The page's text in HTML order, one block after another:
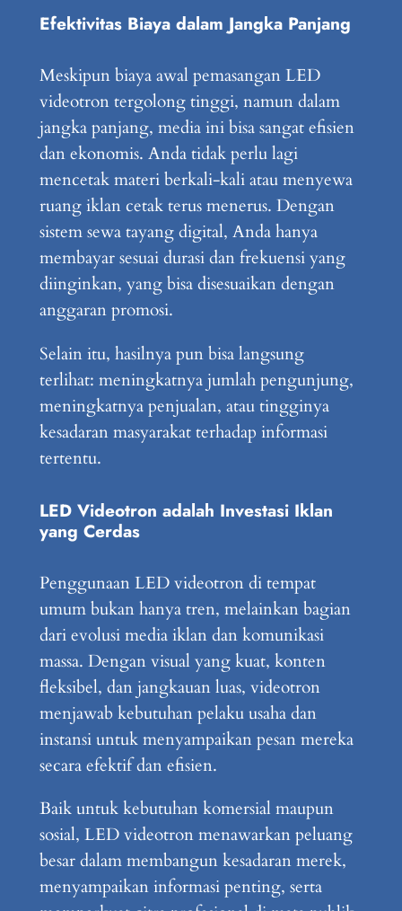
Efektivitas Biaya dalam Jangka Panjang
Meskipun biaya awal pemasangan LED
videotron tergolong tinggi, namun dalam
jangka panjang, media ini bisa sangat efisien
dan ekonomis. Anda tidak perlu lagi
mencetak materi berkali-kali atau menyewa
ruang iklan cetak terus menerus. Dengan
sistem sewa tayang digital, Anda hanya
membayar sesuai durasi dan frekuensi yang
diinginkan, yang bisa disesuaikan dengan
anggaran promosi.
Selain itu, hasilnya pun bisa langsung
terlihat: meningkatnya jumlah pengunjung,
meningkatnya penjualan, atau tingginya
kesadaran masyarakat terhadap informasi
tertentu.
LED Videotron adalah Investasi Iklan
yang Cerdas
Penggunaan LED videotron di tempat
umum bukan hanya tren, melainkan bagian
dari evolusi media iklan dan komunikasi
massa. Dengan visual yang kuat, konten
fleksibel, dan jangkauan luas, videotron
menjawab kebutuhan pelaku usaha dan
instansi untuk menyampaikan pesan mereka
secara efektif dan efisien.
Baik untuk kebutuhan komersial maupun
sosial, LED videotron menawarkan peluang
besar dalam membangun kesadaran merek,
menyampaikan informasi penting, serta